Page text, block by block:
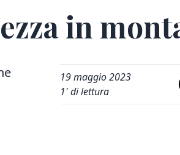
in
19 maggio 2023
1' di lettura